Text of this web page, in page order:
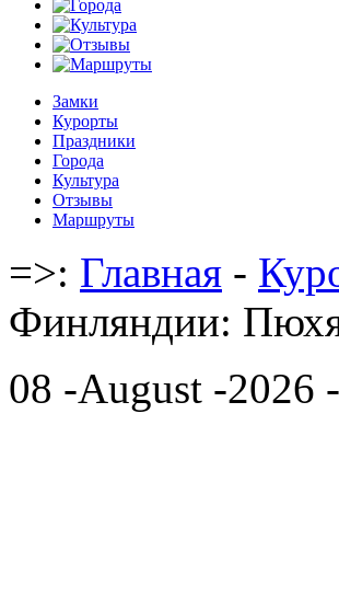
Замки
Курорты
Праздники
Города
Культура
Отзывы
Маршруты
=>: Главная -
Финляндии:
08 -August -2026